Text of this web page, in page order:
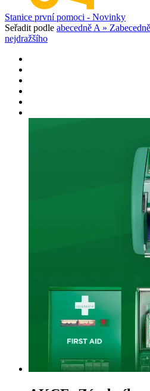
Stanice první pomoci - Novinky
Seřadit podle abecedně A » Z
nejdražšího